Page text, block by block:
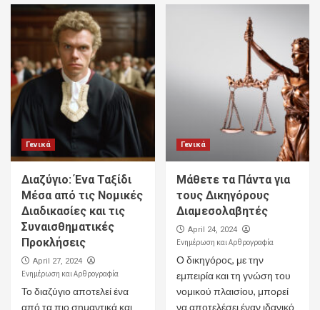
Γενικά
Διαζύγιο: Ένα Ταξίδι
Μέσα από τις Νομικές
Διαδικασίες και τις
Συναισθηματικές
Προκλήσεις
April 27, 2024
Ενημέρωση και Αρθρογραφία
Το διαζύγιο αποτελεί ένα
από τα πιο σημαντικά και
Γενικά
Μάθετε τα Πάντα για
τους Δικηγόρους
Διαμεσολαβητές
April 24, 2024
Ενημέρωση και Αρθρογραφία
Ο δικηγόρος, με την
εμπειρία και τη γνώση του
νομικού πλαισίου, μπορεί
να αποτελέσει έναν ιδανικό